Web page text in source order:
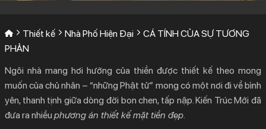
Thiết kế Nhà Phố Hiện Đại
CÁ TÍNH CỦA SỰ TƯƠNG
PHẢN
Ngôi nhà mang hơi hướng của thiền được thiết kế theo mong
muốn của chủ nhân – “những Phật tử” mong có một nơi đi về bình
yên, thanh tịnh giữa dòng đời bon chen, tấp nập. Kiến Trúc Mới đã
đưa ra nhiều phương án thiết kế mặt tiền đẹp.